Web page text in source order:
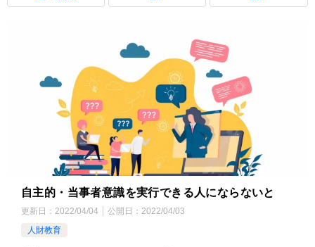
自主的・当事者意識を実行できる人にならないと
更新日： 2022/04/04 公開日： 2022/04/03
人財教育